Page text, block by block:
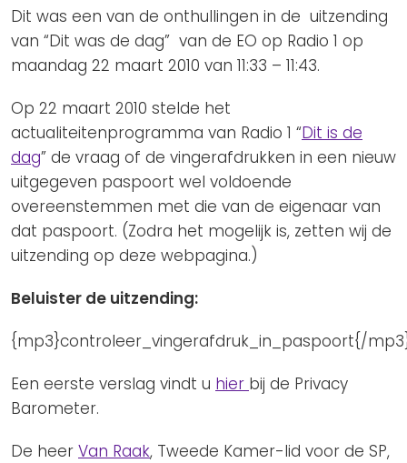
Dit was een van de onthullingen in de uitzending
van “Dit was de dag” van de EO op Radio 1 op
maandag 22 maart 2010 van 11:33 – 11:43.
Op 22 maart 2010 stelde het
actualiteitenprogramma van Radio 1 “Dit is de
dag” de vraag of de vingerafdrukken in een nieuw
uitgegeven paspoort wel voldoende
overeenstemmen met die van de eigenaar van
dat paspoort. (Zodra het mogelijk is, zetten wij de
uitzending op deze webpagina.)
Beluister de uitzending:
{mp3}controleer_vingerafdruk_in_paspoort{/
Een eerste verslag vindt u hier bij de Privacy
Barometer.
De heer Van Raak, Tweede Kamer-lid voor de SP,